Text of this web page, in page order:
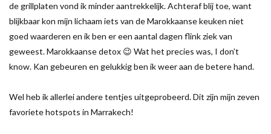
de grillplaten vond ik minder aantrekkelijk. Achteraf blij toe, want
blijkbaar kon mijn lichaam iets van de Marokkaanse keuken niet
goed waarderen en ik ben er een aantal dagen flink ziek van
geweest. Marokkaanse detox 😉 Wat het precies was, I don’t
know. Kan gebeuren en gelukkig ben ik weer aan de betere hand.
Wel heb ik allerlei andere tentjes uitgeprobeerd. Dit zijn mijn zeven
favoriete hotspots in Marrakech!